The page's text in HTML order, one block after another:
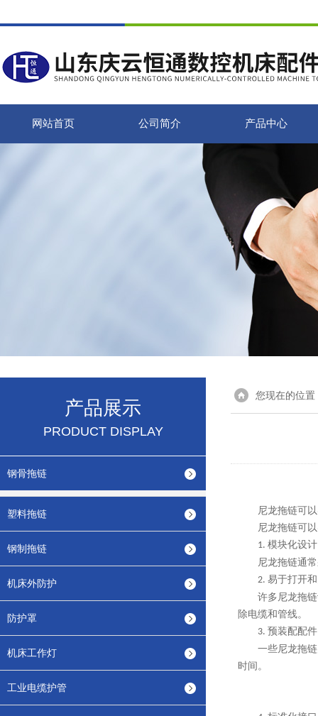
网站首页 公司简介 产品中心
产品展示
PRODUCT DISPLAY
钢骨拖链
塑料拖链
钢制拖链
机床外防护
防护罩
机床工作灯
工业电缆护管
您现在的位置
尼龙拖链可
尼龙拖链可
1. 模块化设
尼龙拖链通
2. 易于打开
许多尼龙拖
除电缆和管线。
3. 预装配配
一些尼龙拖
时间。